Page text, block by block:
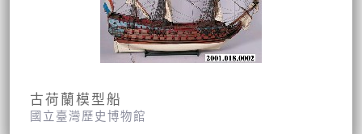
古荷蘭模型船
國立臺灣歷史博物館